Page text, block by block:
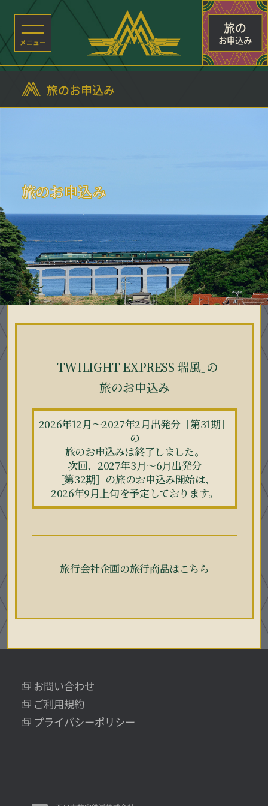
旅の
お申込み
旅のお申込み
旅のお申込み
｢TWILIGHT EXPRESS 瑞風｣の
旅のお申込み
2026年12月～2027年2月出発分［第31期］
の
旅のお申込みは終了しました。
次回、2027年3月～6月出発分
［第32期］の旅のお申込み開始は、
2026年9月上旬を予定しております。
旅行会社企画の旅行商品はこちら
お問い合わせ
ご利用規約
プライバシーポリシー